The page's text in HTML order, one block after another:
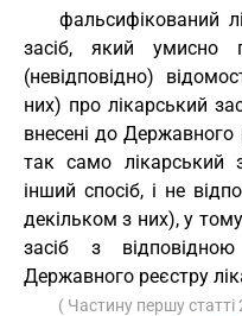
фальсифікований
засіб, який умисно
(невідповідно)
них) про лікарський
внесені до Державного
так само лікарський
інший спосіб, і не
декільком з них), у
засіб з
Державного реєстру
( Частину першу статті